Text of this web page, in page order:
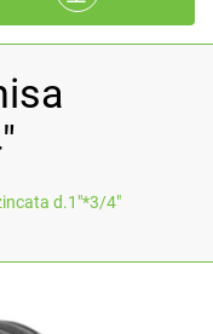
d.1"*3/4"